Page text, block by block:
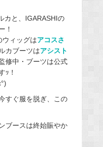
カと、IGARASHIの
！
ウィッグはアコスさ
カブーツはアシスト
修中・ブーツは公式
ｯ！
すぐ服を脱ぎ、この
ブースは終始賑やか